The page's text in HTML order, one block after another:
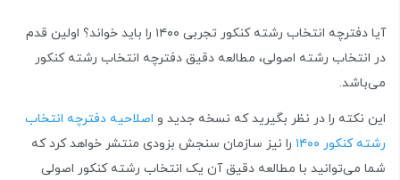
آیا دفترچه انتخاب رشته کنکور تجربی ۱۴۰۰ را باید خواند؟ اولین قدم
در انتخاب رشته اصولی، مطالعه دقیق دفترچه انتخاب رشته کنکور
می‌باشد.
این نکته را در نظر بگیرید که نسخه جدید و اصلاحیه دفترچه انتخاب
رشته کنکور ۱۴۰۰
را نیز سازمان سنجش بزودی منتشر خواهد کرد که
شما می‌توانید با مطالعه دقیق آن یک انتخاب رشته کنکور اصولی